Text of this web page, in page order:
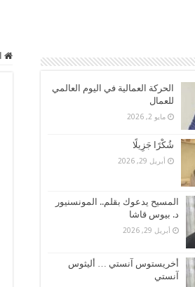
الحركة العمالية في اليوم العالمي
للعمال
مايو 2, 2026
شُكْرًا جَزِيلًا
أبريل 29, 2026
المسيح يدعوك بقلم.. المونسنيور
د. بيوس قاشا
أبريل 29, 2026
أخريستوس آنستي … أليثوس
آنستي